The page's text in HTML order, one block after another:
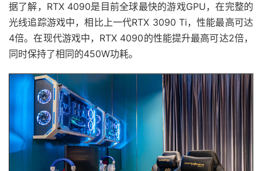
据了解，RTX 4090是目前全球最快的游戏GPU，在完整的
光线追踪游戏中，相比上一代RTX 3090 Ti，性能最高可达
4倍。在现代游戏中，RTX 4090的性能提升最高可达2倍，
同时保持了相同的450W功耗。